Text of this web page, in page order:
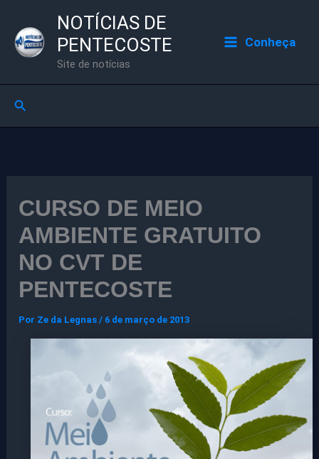
para
NOTÍCIAS DE
PENTECOSTE
Site de notícias
Conheça
Pesquisar
CURSO DE MEIO
AMBIENTE GRATUITO
NO CVT DE
PENTECOSTE
Por Ze da Legnas/ 6 de março de 2013